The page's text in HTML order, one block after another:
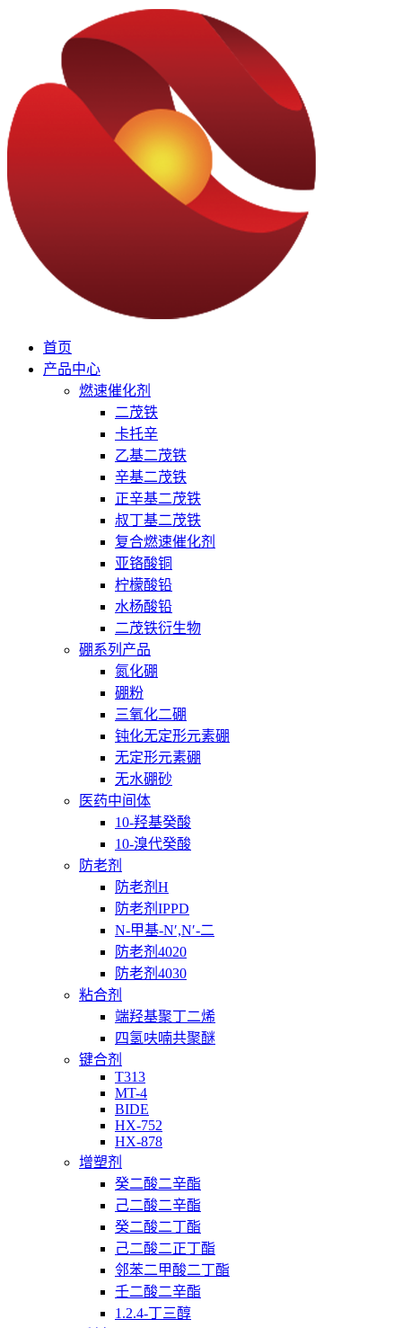
首页
产品中心
燃速催化剂
二茂铁
卡托辛
乙基二茂铁
辛基二茂铁
正辛基二茂铁
叔丁基二茂铁
复合燃速催化剂
亚铬酸铜
柠檬酸铅
水杨酸铅
二茂铁衍生物
硼系列产品
氮化硼
硼粉
三氧化二硼
钝化无定形元素硼
无定形元素硼
无水硼砂
医药中间体
10-羟基癸酸
10-溴代癸酸
防老剂
防老剂H
防老剂IPPD
N-甲基-N′,N′-二
防老剂4020
防老剂4030
粘合剂
端羟基聚丁二烯
四氢呋喃共聚醚
键合剂
T313
MT-4
BIDE
HX-752
HX-878
增塑剂
癸二酸二辛酯
己二酸二辛酯
癸二酸二丁酯
己二酸二正丁酯
邻苯二甲酸二丁酯
壬二酸二辛酯
1.2.4-丁三醇